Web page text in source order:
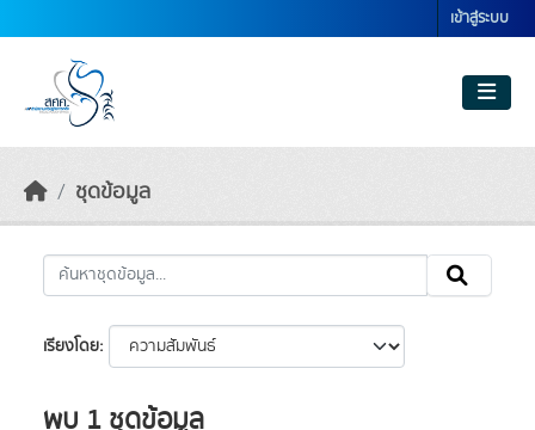
เข้าสู่ระบบ
ชุดข้อมูล
เรียงโดย
พบ 1 ชุดข้อมูล